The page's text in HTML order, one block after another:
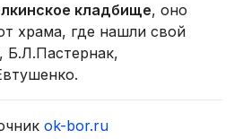
кладбище, оно
храма, где нашли свой
Б.Л.Пастернак,
ok-bor.ru